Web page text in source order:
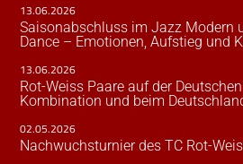
13.06.2026
Saisonabschluss im Jazz Modern
Dance – Emotionen, Aufstieg und
13.06.2026
Rot-Weiss Paare auf der
Kombination und beim
02.05.2026
Nachwuchsturnier des TC Rot-